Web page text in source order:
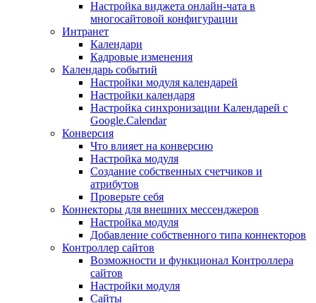
Настройка виджета онлайн-чата в
многосайтовой конфигурации
Интранет
Календари
Кадровые изменения
Календарь событий
Настройки модуля календарей
Настройки календаря
Настройка синхронизации Календарей с
Google.Calendar
Конверсия
Что влияет на конверсию
Настройка модуля
Создание собственных счетчиков и
атрибутов
Проверьте себя
Коннекторы для внешних мессенджеров
Настройка модуля
Добавление собственного типа коннекторов
Контроллер сайтов
Возможности и функционал Контроллера
сайтов
Настройки модуля
Сайты